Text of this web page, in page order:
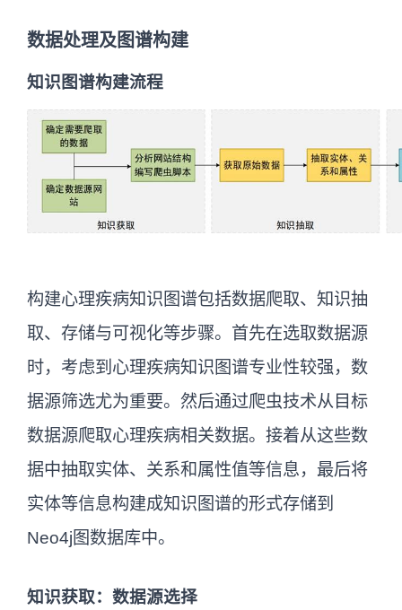
数据处理及图谱构建
知识图谱构建流程
构建心理疾病知识图谱包括数据爬取、知识抽
取、存储与可视化等步骤。首先在选取数据源
时，考虑到心理疾病知识图谱专业性较强，数
据源筛选尤为重要。然后通过爬虫技术从目标
数据源爬取心理疾病相关数据。接着从这些数
据中抽取实体、关系和属性值等信息，最后将
实体等信息构建成知识图谱的形式存储到
Neo4j图数据库中。
知识获取：数据源选择